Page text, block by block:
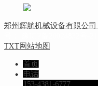
郑州辉航机械设备有限公司
TXT网站地图
首页
电话
153-4381-6777